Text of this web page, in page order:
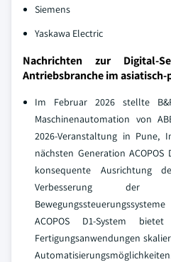
Siemens
Yaskawa Electric
Nachrichten zur Digital-
Antriebsbranche im asiatisch-
Im Februar 2026 stellte
Maschinenautomation von
2026-Veranstaltung in Pune,
nächsten Generation
konsequente Ausrichtung
Verbesserung der
ACOPOS D1-System
Fertigungsanwendungen